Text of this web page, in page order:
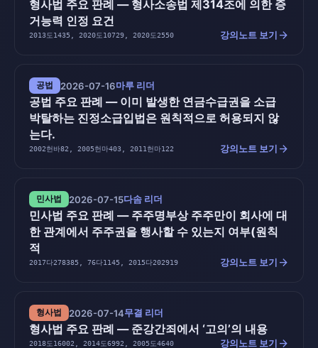
형사법 주요 판례 — 형사소송법 제314조에 의한 증
거능력 인정 요건
2013도1435, 2020도10729, 2020도2550 강의노트 보기 arrow_forward
공법 2026-07-16마루 리더
공법 주요 판례 — 이미 발생한 연금수급권을 소급
박탈하는 진정소급입법은 원칙적으로 허용되지 않
는다.
2002헌바82, 2005헌마403, 2011헌마122 강의노트 보기 arrow_forward
민사법 2026-07-15다솜 리더
민사법 주요 판례 — 주주명부상 주주만이 회사에 대
한 관계에서 주주권을 행사할 수 있는지 여부(원칙
적
2017다278385, 76다1145, 2015다202919 강의노트 보기 arrow_forward
형사법 2026-07-14무결 리더
형사법 주요 판례 — 준강간죄에서 ‘고의’의 내용
2018도16002, 2014도6992, 2005도4640 강의노트 보기 arrow_forward